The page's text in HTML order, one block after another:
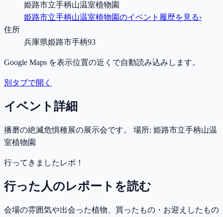
姫路市立手柄山温室植物園
姫路市立手柄山温室植物園のイベント履歴を見る›
住所
兵庫県姫路市手柄93
Google Maps を表示位置の近くで自動読み込みします。
別タブで開く
イベント詳細
播磨の絶滅危惧種展の展示会です。 場所: 姫路市立手柄山温
室植物園
行ってきましたレポ！
行った人のレポートを読む
会場の雰囲気や出会った植物、買ったもの・お迎えしたもの